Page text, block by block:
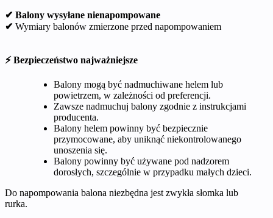
✔ Balony wysyłane nienapompowane
✔ Wymiary balonów zmierzone przed napompowaniem
⚡ Bezpieczeństwo najważniejsze
Balony mogą być nadmuchiwane helem lub
powietrzem, w zależności od preferencji.
Zawsze nadmuchuj balony zgodnie z instrukcjami
producenta.
Balony helem powinny być bezpiecznie
przymocowane, aby uniknąć niekontrolowanego
unoszenia się.
Balony powinny być używane pod nadzorem
dorosłych, szczególnie w przypadku małych dzieci.
Do napompowania balona niezbędna jest zwykła słomka lub
rurka.